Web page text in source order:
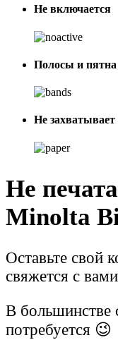
Не включается
Полосы и пятна
Не захватывает
Не
Minolta
Оставьте свой
свяжется с
В большинстве
потребуется 😉